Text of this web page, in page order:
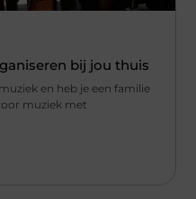
bij jou thuis
en heb je een familie
muziek met